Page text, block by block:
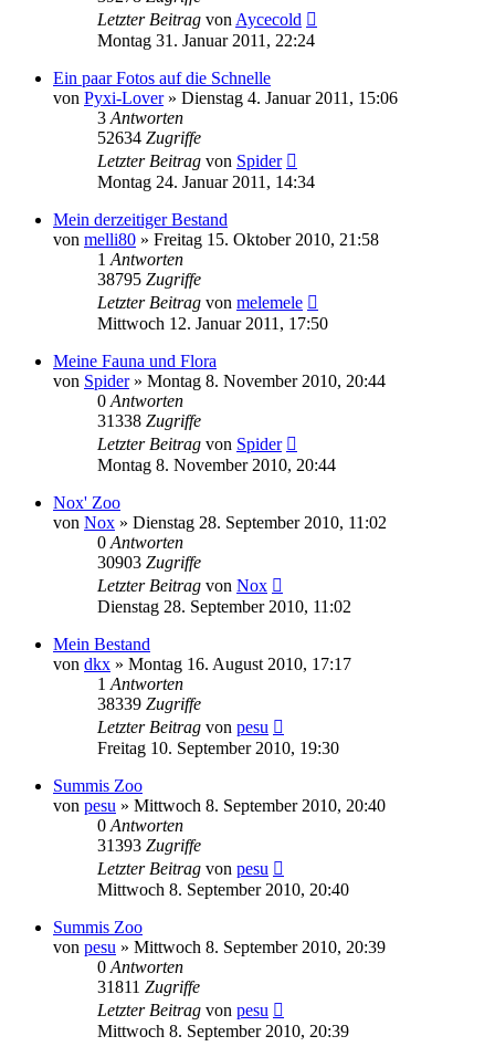
Letzter Beitrag von Aycecold
Montag 31. Januar 2011, 22:24
Ein paar Fotos auf die Schnelle
von Pyxi-Lover» Dienstag 4. Januar 2011, 15:06
3 Antworten
52634 Zugriffe
Letzter Beitrag von Spider
Montag 24. Januar 2011, 14:34
Mein derzeitiger Bestand
von melli80 » Freitag 15. Oktober 2010, 21:58
1 Antworten
38795 Zugriffe
Letzter Beitrag von melemele
Mittwoch 12. Januar 2011, 17:50
Meine Fauna und Flora
von Spider» Montag 8. November 2010, 20:44
0 Antworten
31338 Zugriffe
Letzter Beitrag von Spider
Montag 8. November 2010, 20:44
Nox' Zoo
von Nox » Dienstag 28. September 2010, 11:02
0 Antworten
30903 Zugriffe
Letzter Beitrag von Nox
Dienstag 28. September 2010, 11:02
Mein Bestand
von dkx » Montag 16. August 2010, 17:17
1 Antworten
38339 Zugriffe
Letzter Beitrag von pesu
Freitag 10. September 2010, 19:30
Summis Zoo
von pesu » Mittwoch 8. September 2010, 20:40
0 Antworten
31393 Zugriffe
Letzter Beitrag von pesu
Mittwoch 8. September 2010, 20:40
Summis Zoo
von pesu » Mittwoch 8. September 2010, 20:39
0 Antworten
31811 Zugriffe
Letzter Beitrag von pesu
Mittwoch 8. September 2010, 20:39